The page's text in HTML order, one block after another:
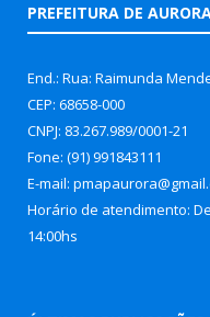
PREFEITURA DE
End.: Rua: Raimunda
CEP: 68658-000
CNPJ: 83.267.989/0001-21
Fone: (91) 991843111
E-mail:
Horário de atendimento:
14:00hs